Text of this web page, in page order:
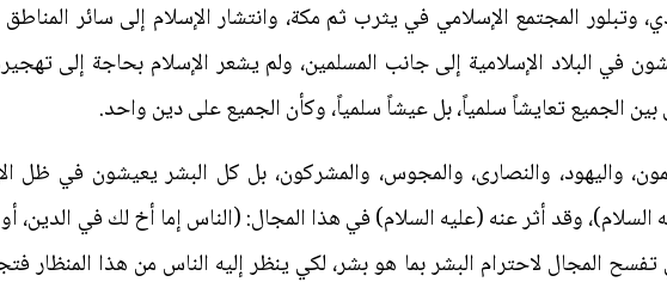
وتبلور المجتمع الإسلامي في يثرب ثم مكة، وانتشار الإسلام إلى سائر
في البلاد الإسلامية إلى جانب المسلمين، ولم يشعر الإسلام بحاجة إلى
بين الجميع تعايشاً سلمياً، بل عيشاً سلمياً، وكأن الجميع على دين واحد.
واليهود، والنصارى، والمجوس، والمشركون، بل كل البشر يعيشون في ظل
وقد أثر عنه (عليه السلام) في هذا المجال: (الناس إما أخ لك في الدين،
تفسح المجال لاحترام البشر بما هو بشر، لكي ينظر إليه الناس من هذا المنظار